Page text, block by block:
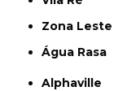
Zona Leste
Água Rasa
Alphaville